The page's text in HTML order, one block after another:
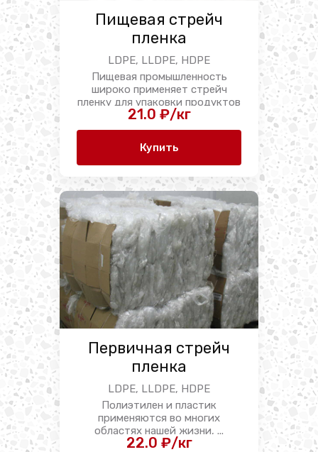
Пищевая стрейч
пленка
LDPE, LLDPE, HDPE
Пищевая промышленность
широко применяет стрейч
пленку для упаковки продуктов
...
21.0 ₽/кг
Купить
Первичная стрейч
пленка
LDPE, LLDPE, HDPE
Полиэтилен и пластик
применяются во многих
областях нашей жизни, ...
22.0 ₽/кг